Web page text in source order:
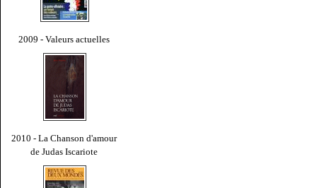
2009 - Valeurs actuelles
2010 - La Chanson d'amour
de Judas Iscariote